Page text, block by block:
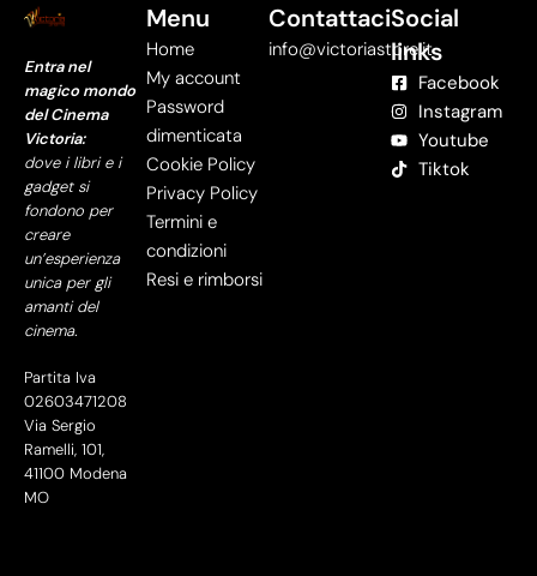
Entra nel
magico mondo
del Cinema
Victoria:
dove i libri e i
gadget si
fondono per
creare
un’esperienza
unica per gli
amanti del
cinema.
Partita Iva
02603471208
Via Sergio
Ramelli, 101,
41100 Modena
MO
Menu
Home
My account
Password
dimenticata
Cookie Policy
Privacy Policy
Termini e
condizioni
Resi e rimborsi
Contattaci
info@victoriastore.it
Social
links
Facebook
Instagram
Youtube
Tiktok